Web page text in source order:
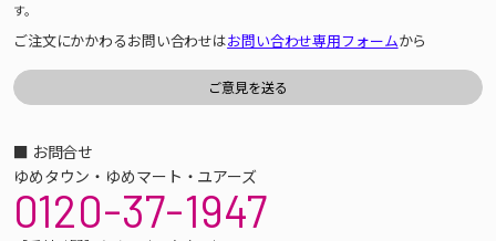
す。
ご注文にかかわるお問い合わせはお問い合わせ専用フォームから
■ お問合せ
ゆめタウン・ゆめマート・ユアーズ
0120-37-1947